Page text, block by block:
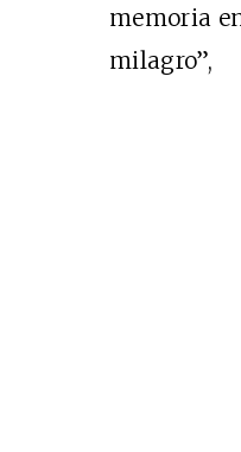
memoria
milagro”,